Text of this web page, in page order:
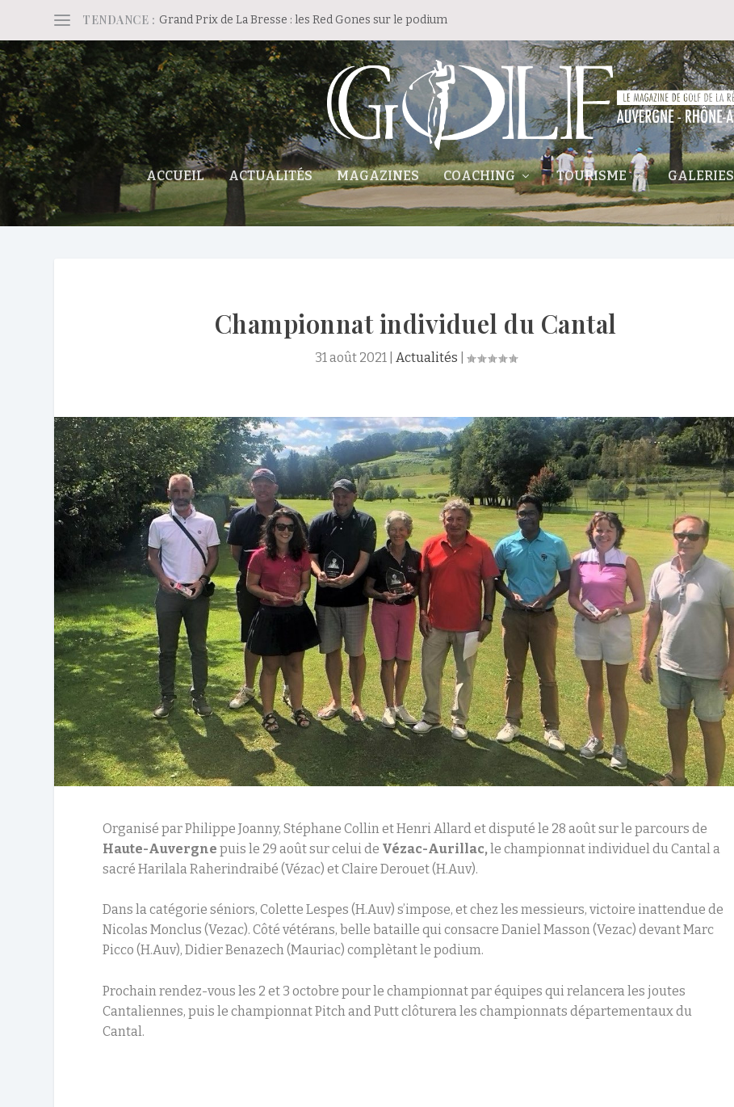
TENDANCE : Grand Prix de La Bresse : les Red Gones sur le podium
ACCUEIL ACTUALITÉS MAGAZINES COACHING TOURISME GALERIES
Championnat individuel du Cantal
31 août 2021| Actualités
Organisé par Philippe Joanny, Stéphane Collin et Henri Allard et disputé le 28 août sur le parcours de
Haute-Auvergne puis le 29 août sur celui de Vézac-Aurillac,le championnat individuel du Cantal a
sacré Harilala Raherindraibé (Vézac) et Claire Derouet (H.Auv).
Dans la catégorie séniors, Colette Lespes (H.Auv) s’impose, et chez les messieurs, victoire inattendue de
Nicolas Monclus (Vezac). Côté vétérans, belle bataille qui consacre Daniel Masson (Vezac) devant Marc
Picco (H.Auv), Didier Benazech (Mauriac) complètant le podium.
Prochain rendez-vous les 2 et 3 octobre pour le championnat par équipes qui relancera les joutes
Cantaliennes, puis le championnat Pitch and Putt clôturera les championnats départementaux du
Cantal.